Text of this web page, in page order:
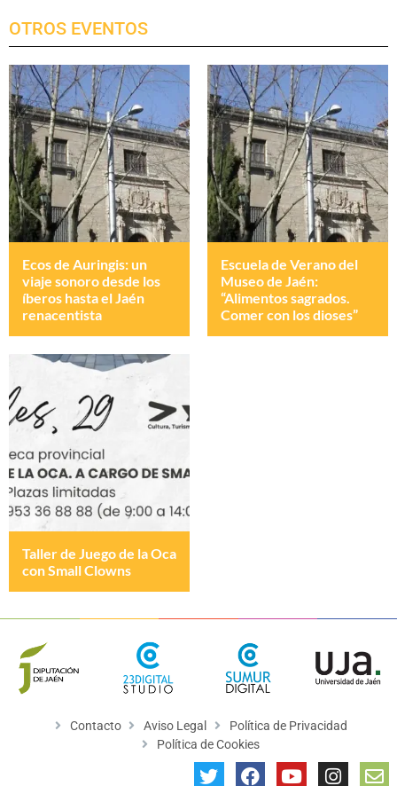
OTROS EVENTOS
Ecos de Auringis: un
viaje sonoro desde los
íberos hasta el Jaén
renacentista
Escuela de Verano del
Museo de Jaén:
“Alimentos sagrados.
Comer con los dioses”
Taller de Juego de la Oca
con Small Clowns
Contacto Aviso Legal
Política de Privacidad
Política de Cookies